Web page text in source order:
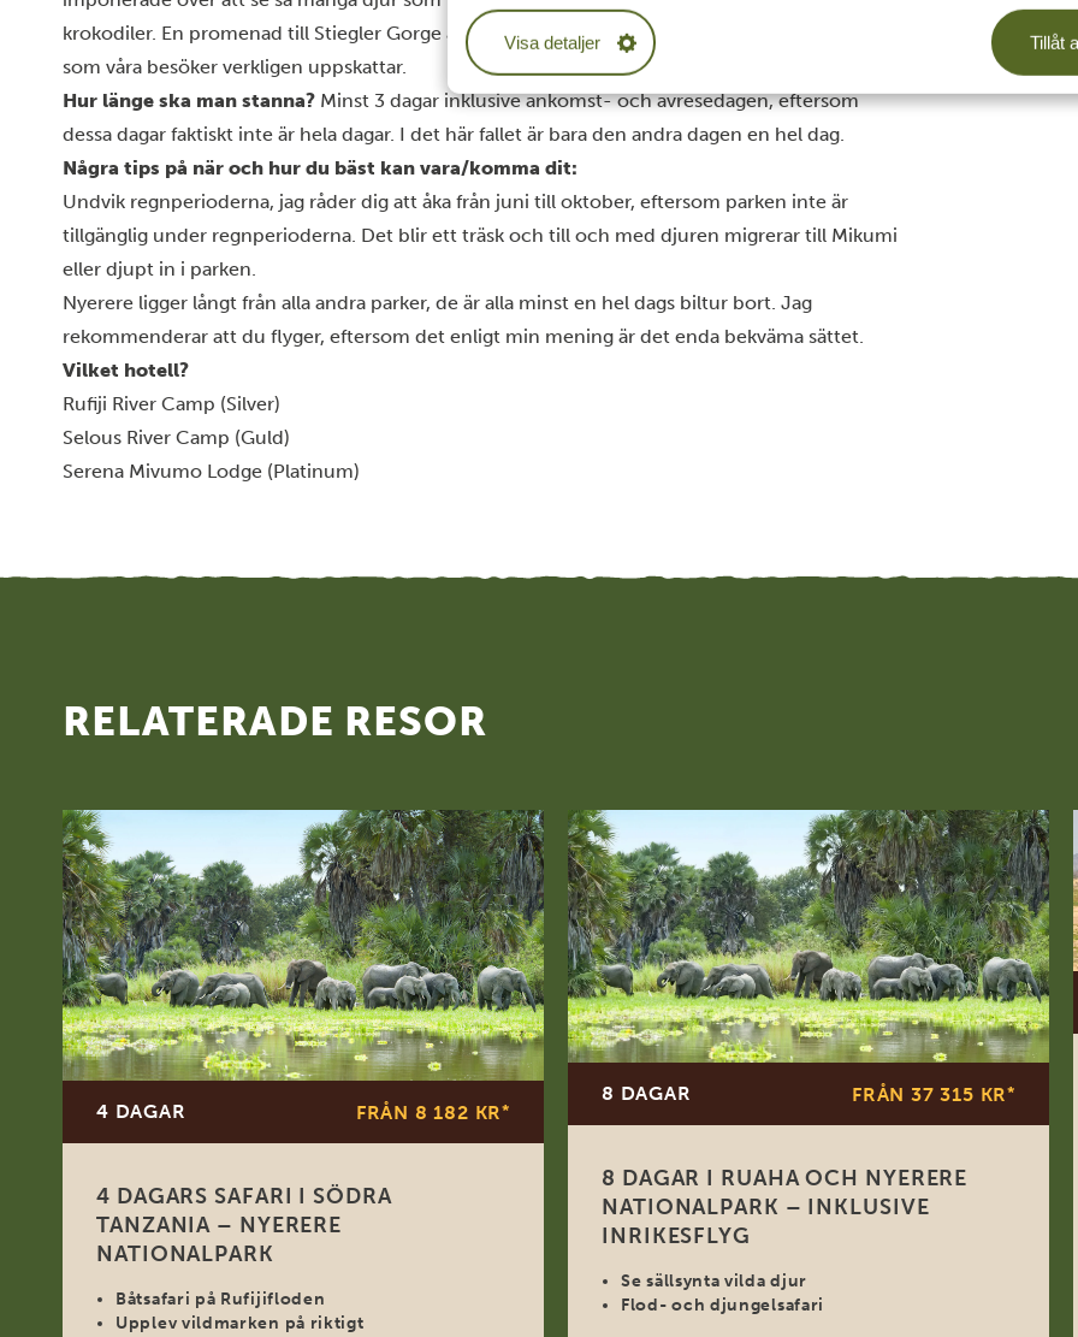
Visa detaljer Tillåt
krokodiler. En promenad till Stiegler Gorge är ett uppskattat avbrott från jeepsafarin och något
som våra besöker verkligen uppskattar.
Hur länge ska man stanna? Minst 3 dagar inklusive ankomst- och avresedagen, eftersom
dessa dagar faktiskt inte är hela dagar. I det här fallet är bara den andra dagen en hel dag.
Några tips på när och hur du bäst kan vara/komma dit:
Undvik regnperioderna, jag råder dig att åka från juni till oktober, eftersom parken inte är
tillgänglig under regnperioderna. Det blir ett träsk och till och med djuren migrerar till Mikumi
eller djupt in i parken.
Nyerere ligger långt från alla andra parker, de är alla minst en hel dags biltur bort. Jag
rekommenderar att du flyger, eftersom det enligt min mening är det enda bekväma sättet.
Vilket hotell?
Rufiji River Camp (Silver)
Selous River Camp (Guld)
Serena Mivumo Lodge (Platinum)
RELATERADE RESOR
4 DAGAR FRÅN 8 182 KR*
4 DAGARS SAFARI I SÖDRA
TANZANIA – NYERERE
NATIONALPARK
Båtsafari på Rufijifloden
Upplev vildmarken på riktigt
8 DAGAR FRÅN 37 315 KR*
8 DAGAR I RUAHA OCH NYERERE
NATIONALPARK – INKLUSIVE
INRIKESFLYG
Se sällsynta vilda djur
Flod- och djungelsafari